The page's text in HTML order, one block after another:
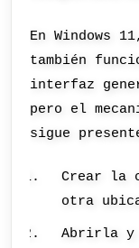
En Windows
también
interfaz
pero el
sigue
Crear la
otra
Abrirla y